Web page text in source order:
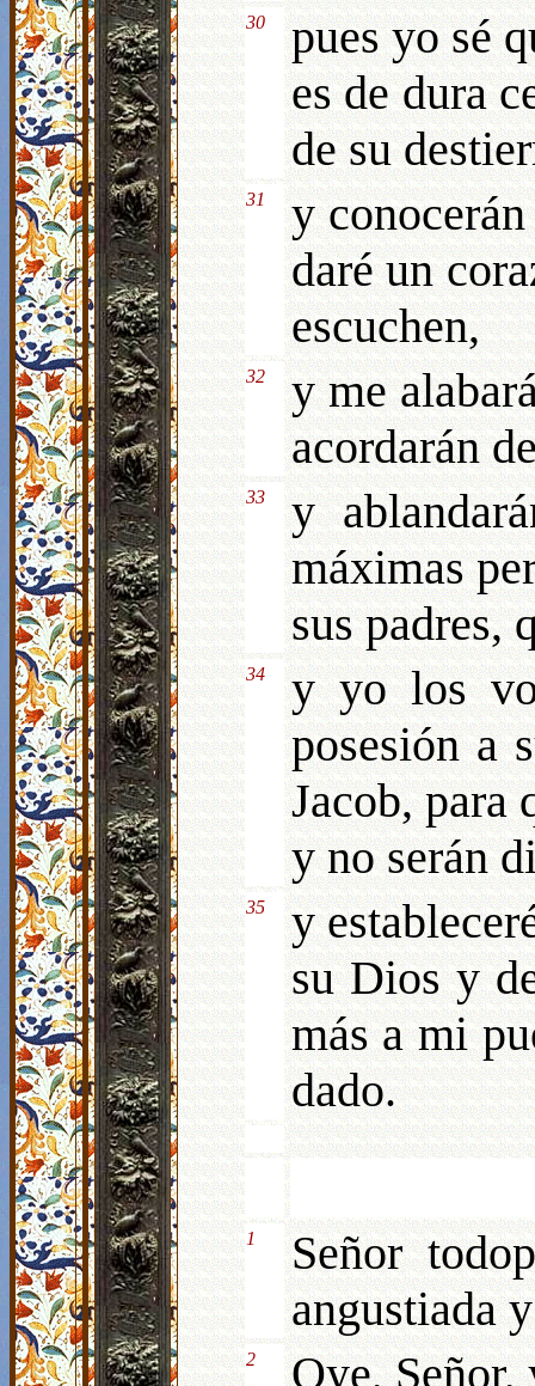
30
pues yo sé
es de dura
de su
31
y
daré un
escuchen,
32
y me
acordarán
33
y
máximas
sus padres,
34
y yo los
posesión a
Jacob, para
y no serán
35
y
su Dios y
más a mi
dado.
1
Señor
angustiada
2 Oye, Señor,